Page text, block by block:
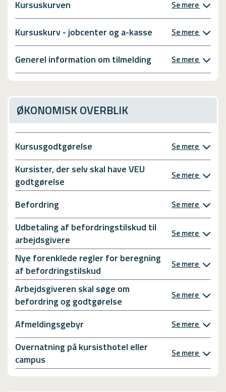
Kursuskurven Se mere
Kursuskurv - jobcenter og a-kasse Se mere
Generel information om tilmelding Se mere
ØKONOMISK OVERBLIK
Kursusgodtgørelse Se mere
Kursister, der selv skal have VEU
godtgørelse
Se mere
Befordring Se mere
Udbetaling af befordringstilskud til
arbejdsgivere
Se mere
Nye forenklede regler for beregning
af befordringstilskud
Se mere
Arbejdsgiveren skal søge om
befordring og godtgørelse
Se mere
Afmeldingsgebyr Se mere
Overnatning på kursisthotel eller
campus
Se mere